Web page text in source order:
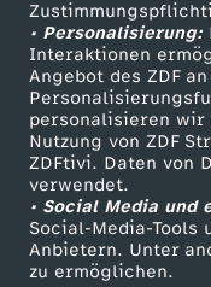
• Personalisierung:
Interaktionen
Angebot des ZDF
personalisieren wir
Nutzung von ZDF
ZDFtivi. Daten von
verwendet.
• Social Media und
Social-Media-Tools
Anbietern. Unter
zu ermöglichen.
v
e
r
l
i
Livestreams
Sendungen A-Z
TV-Programm
ZDF Unternehmen
Karriere